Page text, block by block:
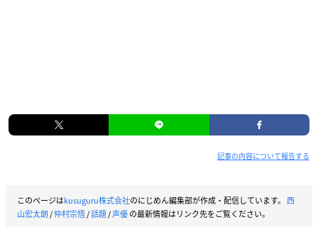
記事の内容について報告する
このページはkusuguru株式会社のにじめん編集部が作成・配信しています。 西
山宏太朗/仲村宗悟/話題/声優の最新情報はリンク先をご覧ください。